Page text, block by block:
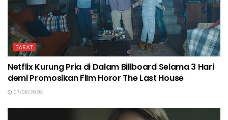
BARAT
Netflix Kurung Pria di Dalam Billboard Selama 3 Hari
demi Promosikan Film Horor The Last House
07/08/2026